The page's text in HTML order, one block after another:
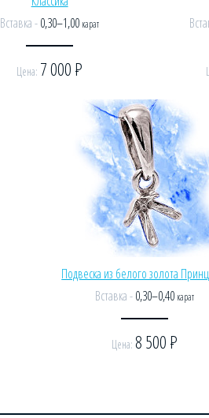
Вставка -0,30–1,00 карат
Цена: 7 000 Р
Подвеска из белого золота
Вставка -0,30–0,40 карат
Цена: 8 500 Р